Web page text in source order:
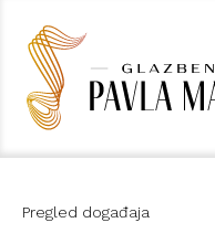
Pregled događaja